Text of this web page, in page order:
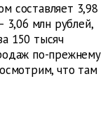
составляет 3,98
3,06 млн рублей,
150 тысяч
по-прежнему
что там